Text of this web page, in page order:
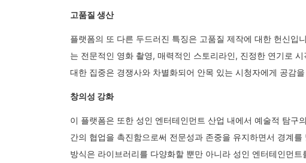
고품질 생산
플랫폼의 또 다른 두드러진 특징은 고품질 제작에 대한 헌신입
는 전문적인 영화 촬영, 매력적인 스토리라인, 진정한 연기로
대한 집중은 경쟁사와 차별화되어 안목 있는 시청자에게 공감
창의성 강화
이 플랫폼은 또한 성인 엔터테인먼트 산업 내에서 예술적 탐구
간의 협업을 촉진함으로써 전문성과 존중을 유지하면서 경계
방식은 라이브러리를 다양화할 뿐만 아니라 성인 엔터테인먼